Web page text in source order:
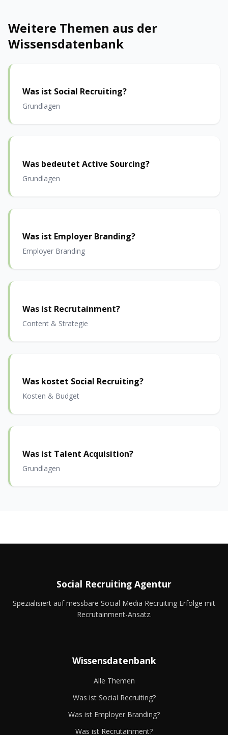
Weitere Themen aus der
Wissensdatenbank
Was ist Social Recruiting?
Grundlagen
Was bedeutet Active Sourcing?
Grundlagen
Was ist Employer Branding?
Employer Branding
Was ist Recrutainment?
Content & Strategie
Was kostet Social Recruiting?
Kosten & Budget
Was ist Talent Acquisition?
Grundlagen
Social Recruiting Agentur
Spezialisiert auf messbare Social Media Recruiting Erfolge mit
Recrutainment-Ansatz.
Wissensdatenbank
Alle Themen
Was ist Social Recruiting?
Was ist Employer Branding?
Was ist Recrutainment?